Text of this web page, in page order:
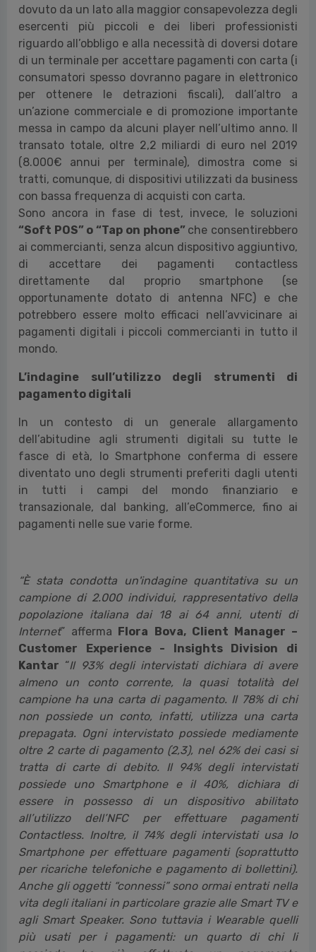
dovuto da un lato alla maggior consapevolezza degli
esercenti più piccoli e dei liberi professionisti
riguardo all’obbligo e alla necessità di doversi dotare
di un terminale per accettare pagamenti con carta (i
consumatori spesso dovranno pagare in elettronico
per ottenere le detrazioni fiscali), dall’altro a
un’azione commerciale e di promozione importante
messa in campo da alcuni player nell’ultimo anno. Il
transato totale, oltre 2,2 miliardi di euro nel 2019
(8.000€ annui per terminale), dimostra come si
tratti, comunque, di dispositivi utilizzati da business
con bassa frequenza di acquisti con carta.
Sono ancora in fase di test, invece, le soluzioni
“Soft POS” o “Tap on phone” che consentirebbero
ai commercianti, senza alcun dispositivo aggiuntivo,
di accettare dei pagamenti contactless
direttamente dal proprio smartphone (se
opportunamente dotato di antenna NFC) e che
potrebbero essere molto efficaci nell’avvicinare ai
pagamenti digitali i piccoli commercianti in tutto il
mondo.
L’indagine sull’utilizzo degli strumenti di
pagamento digitali
In un contesto di un generale allargamento
dell’abitudine agli strumenti digitali su tutte le
fasce di età, lo Smartphone conferma di essere
diventato uno degli strumenti preferiti dagli utenti
in tutti i campi del mondo finanziario e
transazionale, dal banking, all’eCommerce, fino ai
pagamenti nelle sue varie forme.
“È stata condotta un'indagine quantitativa su un
campione di 2.000 individui, rappresentativo della
popolazione italiana dai 18 ai 64 anni, utenti di
Internet” afferma Flora Bova, Client Manager –
Customer Experience - Insights Division di
Kantar “Il 93% degli intervistati dichiara di avere
almeno un conto corrente, la quasi totalità del
campione ha una carta di pagamento. Il 78% di chi
non possiede un conto, infatti, utilizza una carta
prepagata. Ogni intervistato possiede mediamente
oltre 2 carte di pagamento (2,3), nel 62% dei casi si
tratta di carte di debito. Il 94% degli intervistati
possiede uno Smartphone e il 40%, dichiara di
essere in possesso di un dispositivo abilitato
all’utilizzo dell’NFC per effettuare pagamenti
Contactless. Inoltre, il 74% degli intervistati usa lo
Smartphone per effettuare pagamenti (soprattutto
per ricariche telefoniche e pagamento di bollettini).
Anche gli oggetti “connessi” sono ormai entrati nella
vita degli italiani in particolare grazie alle Smart TV e
agli Smart Speaker. Sono tuttavia i Wearable quelli
più usati per i pagamenti: un quarto di chi li